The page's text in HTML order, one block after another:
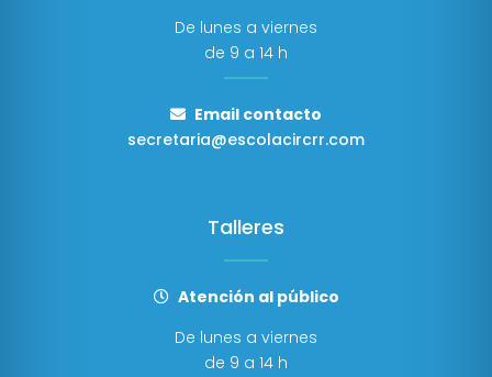
De lunes a viernes
de 9 a 14 h
Email contacto
secretaria@escolacircrr.com
Talleres
Atención al público
De lunes a viernes
de 9 a 14 h